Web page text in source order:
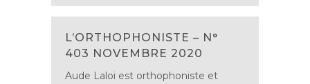
L’ORTHOPHONISTE – N°
403 NOVEMBRE 2020
Aude Laloi est orthophoniste et